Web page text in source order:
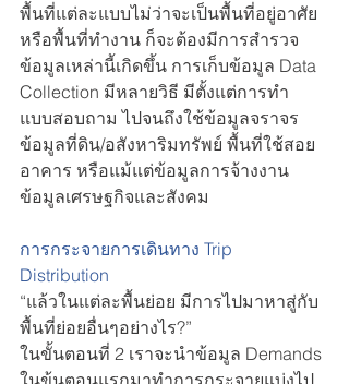
พื้นที่แต่ละแบบไม่ว่าจะเป็นพื้นที่อยู่อาศัย
หรือพื้นที่ทำงาน ก็จะต้องมีการสำรวจ
ข้อมูลเหล่านี้เกิดขึ้น การเก็บข้อมูล Data
Collection มีหลายวิธี มีตั้งแต่การทำ
แบบสอบถาม ไปจนถึงใช้ข้อมูลจราจร
ข้อมูลที่ดิน/อสังหาริมทรัพย์ พื้นที่ใช้สอย
อาคาร หรือแม้แต่ข้อมูลการจ้างงาน
ข้อมูลเศรษฐกิจและสังคม
การกระจายการเดินทาง Trip
Distribution
“แล้วในแต่ละพื้นย่อย มีการไปมาหาสู่กับ
พื้นที่ย่อยอื่นๆอย่างไร?”
ในขั้นตอนที่ 2 เราจะนำข้อมูล Demands
ในขุ้นตอนแรกมาทำการกระจายแบ่งไป